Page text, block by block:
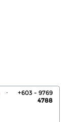
.
+603 - 9769
4788